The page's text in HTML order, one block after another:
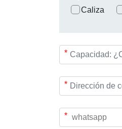
Caliza
*
*
*